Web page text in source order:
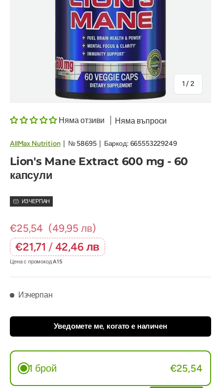
1 /на
2
Няма отзиви Няма въпроси
AllMax Nutrition| № 58695 Баркод: 665553229249
Lion's Mane Extract 600 mg - 60
капсули
ИЗЧЕРПАН
€25,54 (49,95 лв)
€21,71 /42,46 лв
Цена с промокодA15
Изчерпан
Уведомете ме, когато е наличен
1 брой €25,54